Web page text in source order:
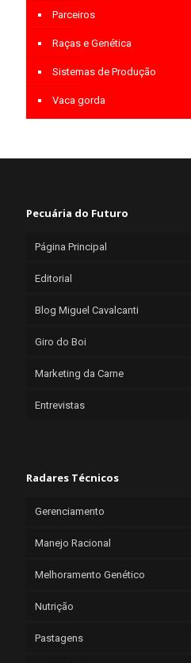
Parceiros
Raças e Genética
Sistemas de Produção
Vaca gorda
Pecuária do Futuro
Página Principal
Editorial
Blog Miguel Cavalcanti
Giro do Boi
Marketing da Carne
Entrevistas
Radares Técnicos
Gerenciamento
Manejo Racional
Melhoramento Genético
Nutrição
Pastagens